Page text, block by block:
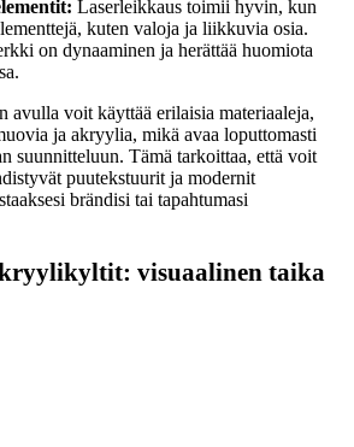
Laserleikkaus toimii hyvin, kun
kuten valoja ja liikkuvia osia.
on dynaaminen ja herättää huomiota
avulla voit käyttää erilaisia materiaaleja,
ja akryylia, mikä avaa loputtomasti
suunnitteluun. Tämä tarkoittaa, että voit
puutekstuurit ja modernit
brändisi tai tapahtumasi
visuaalinen taika